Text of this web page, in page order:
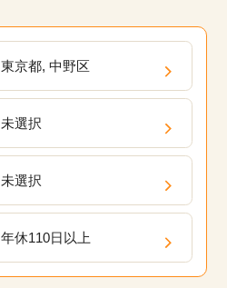
東京都, 中野区
未選択
未選択
年休110日以上